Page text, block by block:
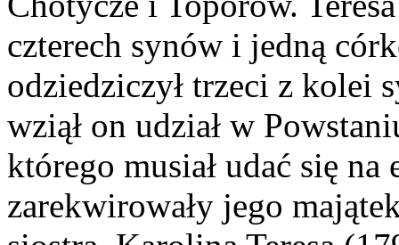
czterech synów i jedną
odziedziczył trzeci z kolei
wziął on udział w
którego musiał udać się na
zarekwirowały jego